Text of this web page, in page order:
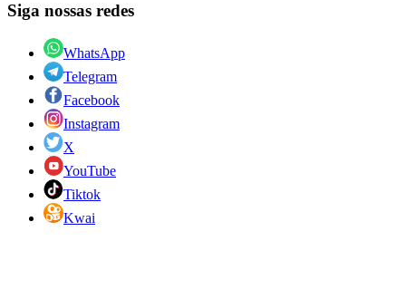
Siga nossas redes
WhatsApp
Telegram
Facebook
Instagram
X
YouTube
Tiktok
Kwai